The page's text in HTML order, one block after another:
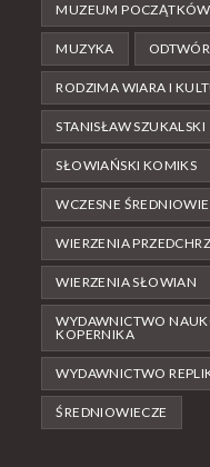
MUZEUM
MUZYKA
RODZIMA WIARA I
STANISŁAW SZUKALSKI
SŁOWIAŃSKI KOMIKS
WCZESNE
WIERZENIA
WIERZENIA SŁOWIAN
WYDAWNICTWO
KOPERNIKA
WYDAWNICTWO
ŚREDNIOWIECZE